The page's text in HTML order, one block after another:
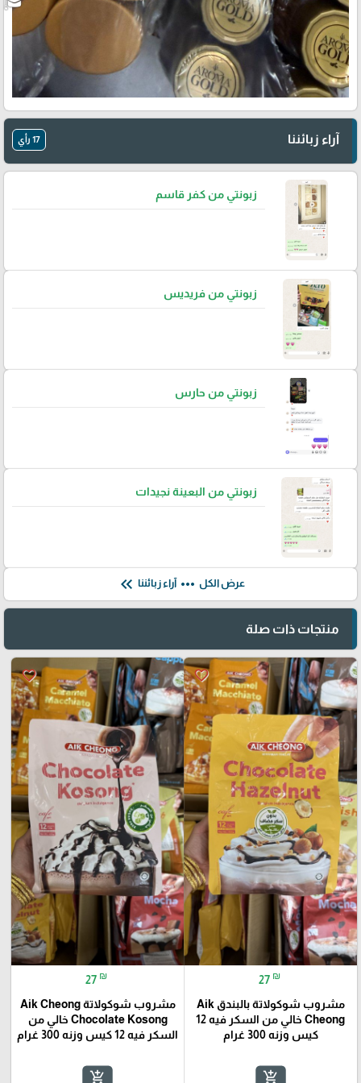
آراء زبائننا 17 رأي
زبونتي من كفر قاسم
زبونتي من فريديس
زبونتي من حارس
زبونتي من البعينة نجيدات
عرض الكل more_horiz آراء زبائننا keyboard_double_arrow_left
منتجات ذات صلة
favorite_border
27 ₪
مشروب شوكولاتة بالبندق Aik
Cheong خالي من السكر فيه 12
كيس وزنه 300 غرام
add_shopping_cart
favorite_border
27 ₪
مشروب شوكولاتة Aik Cheong
Chocolate Kosong خالي من
السكر فيه 12 كيس وزنه 300 غرام
add_shopping_cart